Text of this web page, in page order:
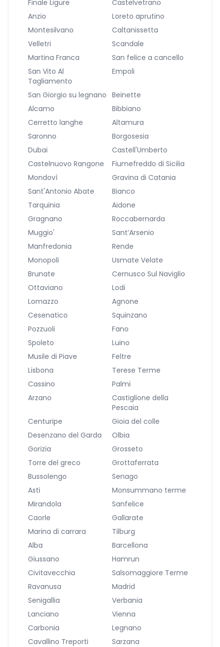
Finale Ligure
Castelvetrano
Anzio
Loreto aprutino
Montesilvano
Caltanissetta
Velletri
Scandale
Martina Franca
San felice a cancello
San Vito Al
Tagliamento
Empoli
San Giorgio su legnano Beinette
Alcamo
Bibbiano
Cerretto langhe
Altamura
Saronno
Borgosesia
Dubai
Castell'Umberto
Castelnuovo Rangone
Fiumefreddo di Sicilia
Mondovì
Gravina di Catania
Sant'Antonio Abate
Bianco
Tarquinia
Aidone
Gragnano
Roccabernarda
Muggio'
Sant’Arsenio
Manfredonia
Rende
Monopoli
Usmate Velate
Brunate
Cernusco Sul Naviglio
Ottaviano
Lodi
Lomazzo
Agnone
Cesenatico
Squinzano
Pozzuoli
Fano
Spoleto
Luino
Musile di Piave
Feltre
Lisbona
Terese Terme
Cassino
Palmi
Arzano
Castiglione della
Pescaia
Centuripe
Gioia del colle
Desenzano del Garda
Olbia
Gorizia
Grosseto
Torre del greco
Grottaferrata
Bussolengo
Senago
Asti
Monsummano terme
Mirandola
Sanfelice
Caorle
Gallarate
Marina di carrara
Tilburg
Alba
Barcellona
Giussano
Hamrun
Civitavecchia
Salsomaggiore Terme
Ravanusa
Madrid
Senigallia
Verbania
Lanciano
Vienna
Carbonia
Legnano
Cavallino Treporti
Sarzana